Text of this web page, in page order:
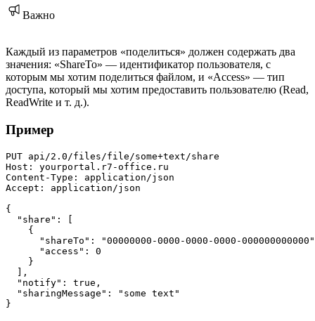
Важно
Каждый из параметров «поделиться» должен содержать два
значения: «ShareTo» — идентификатор пользователя, с
которым мы хотим поделиться файлом, и «Access» — тип
доступа, который мы хотим предоставить пользователю (Read,
ReadWrite и т. д.).
Пример
PUT api/2.0/files/file/some+text/share
Host: yourportal.r7-office.ru
Content-Type: application/json
Accept: application/json
{
  "share": [
    {
"shareTo": "00000000-0000-0000-0000-
      "access": 0
    }
  ],
  "notify": true,
  "sharingMessage": "some text"
}